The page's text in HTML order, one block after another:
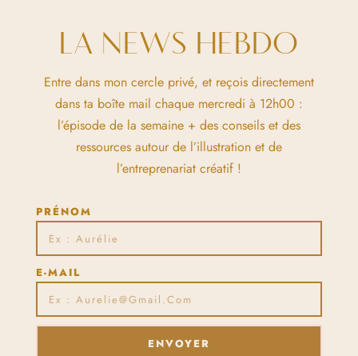
LA NEWS HEBDO
Entre dans mon cercle privé, et reçois directement
dans ta boîte mail chaque mercredi à 12h00 :
l’épisode de la semaine + des conseils et des
ressources autour de l’illustration et de
l’entreprenariat créatif !
PRÉNOM
E-MAIL
ENVOYER